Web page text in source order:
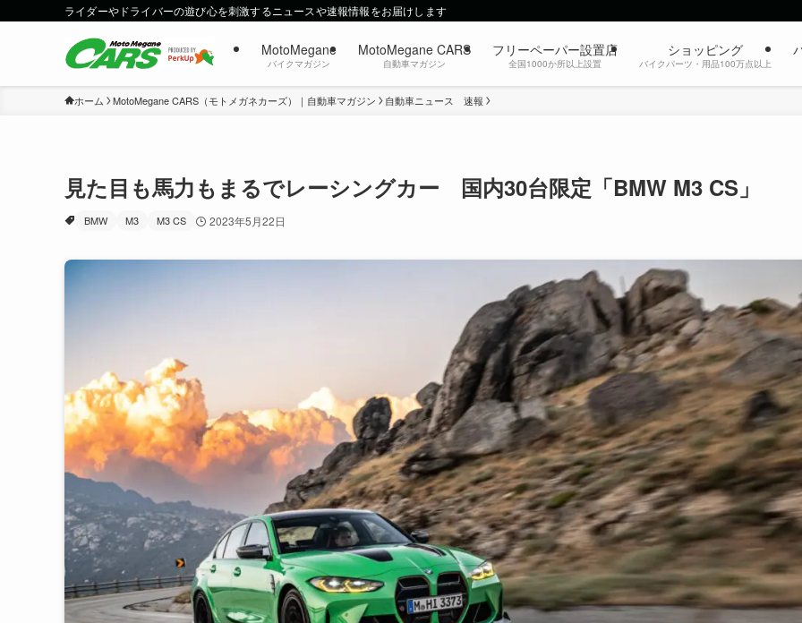
ライダーやドライバーの遊び心を刺激するニュースや速報情報をお届けします
MotoMegane
バイクマガジン
MotoMegane CARS
自動車マガジン
フリーペーパー設置店
全国1000か所以上設置
ショッピング
バイクパーツ・用品100万点以上
ホーム MotoMegane CARS（モトメガネカーズ）｜自動車マガジン 自動車ニュース 速報
見た目も馬力もまるでレーシングカー 国内30台限定「BMW M3 CS」
BMW M3 M3 CS 2023年5月22日